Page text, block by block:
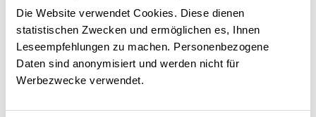
Die Website verwendet Cookies. Diese dienen
statistischen Zwecken und ermöglichen es, Ihnen
Leseempfehlungen zu machen. Personenbezogene
Daten sind anonymisiert und werden nicht für
Werbezwecke verwendet.